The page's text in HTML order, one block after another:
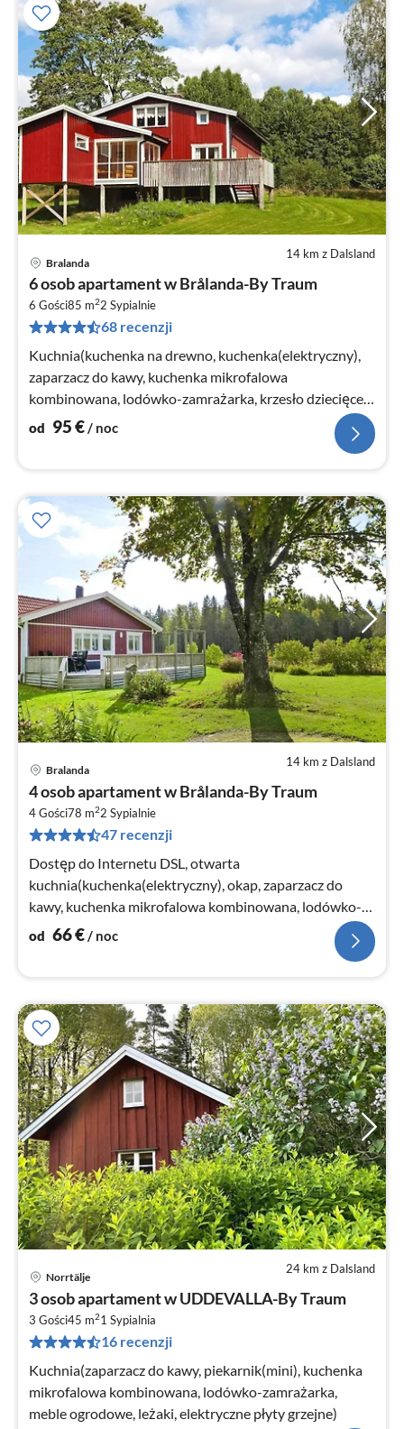
14 km z Dalsland
Bralanda
6 osob apartament w Brålanda-By Traum
6 Gości85 m22 Sypialnie
68 recenzji
Kuchnia(kuchenka na drewno, kuchenka(elektryczny),
zaparzacz do kawy, kuchenka mikrofalowa
kombinowana, lodówko-zamrażarka, krzesło dziecięce,
woda ze studni)
od 95€/ noc
14 km z Dalsland
Bralanda
4 osob apartament w Brålanda-By Traum
4 Gości78 m22 Sypialnie
47 recenzji
Dostęp do Internetu DSL, otwarta
kuchnia(kuchenka(elektryczny), okap, zaparzacz do
kawy, kuchenka mikrofalowa kombinowana, lodówko-
zamrażarka, woda ze studni)
od 66€ / noc
24 km z Dalsland
Norrtälje
3 osob apartament w UDDEVALLA-By Traum
3 Gości45 m21 Sypialnia
16 recenzji
Kuchnia(zaparzacz do kawy, piekarnik(mini), kuchenka
mikrofalowa kombinowana, lodówko-zamrażarka,
meble ogrodowe, leżaki, elektryczne płyty grzejne)